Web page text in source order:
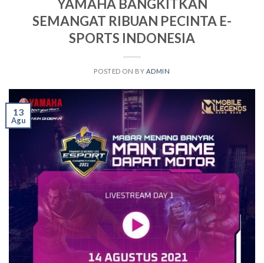
YAMAHA BANGKITKAN
SEMANGAT RIBUAN PECINTA E-
SPORTS INDONESIA
POSTED ON BY ADMIN
13
Agu